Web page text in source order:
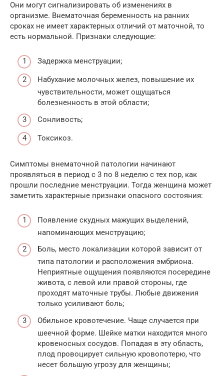
Они могут сигнализировать об изменениях в
организме. Внематочная беременность на ранних
сроках не имеет характерных отличий от маточной, то
есть нормальной. Признаки следующие:
Задержка менструации;
Набухание молочных желез, повышение их
чувствительности, может ощущаться
болезненность в этой области;
Сонливость;
Токсикоз.
Симптомы внематочной патологии начинают
проявляться в период с 3 по 8 неделю с тех пор, как
прошли последние менструации. Тогда женщина может
заметить характерные признаки опасного состояния:
Появление скудных мажущих выделений,
напоминающих менструацию;
Боль, место локализации которой зависит от
типа патологии и расположения эмбриона.
Неприятные ощущения появляются посередине
живота, с левой или правой стороны, где
проходят маточные трубы. Любые движения
только усиливают боль;
Обильное кровотечение. Чаще случается при
шеечной форме. Шейке матки находится много
кровеносных сосудов. Попадая в эту область,
плод провоцирует сильную кровопотерю, что
несет большую угрозу для женщины;